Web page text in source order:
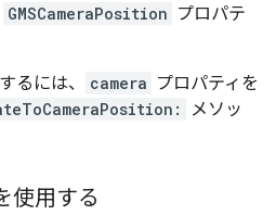
GMSCameraPosition プロパテ
るには、 camera プロパティを
メソッ
使用する